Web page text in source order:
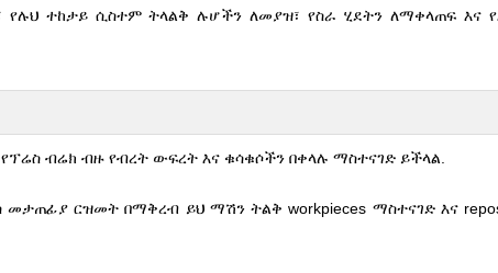
የሉህ ተከታይ ሲስተም ትላልቅ ሉሆችን ለመያዝ፣ የስራ ሂደትን ለማቀላጠፍ እና
ብሬክ ብዙ የብረት ውፍረት እና ቁሳቁሶችን በቀላሉ ማስተናገድ ይችላል.
ርዝመት በማቅረብ ይህ ማሽን ትልቅ workpieces ማስተናገድ እና